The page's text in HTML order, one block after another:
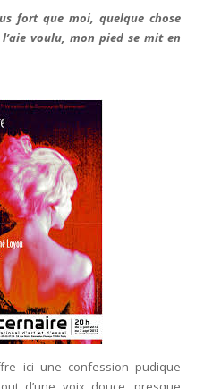
fort que moi, quelque chose
voulu, mon pied se mit en
ici une confession pudique